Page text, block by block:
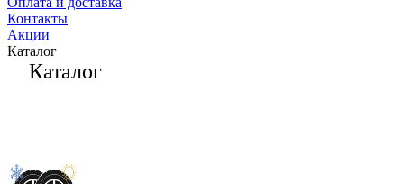
Контакты
Акции
Каталог
Каталог